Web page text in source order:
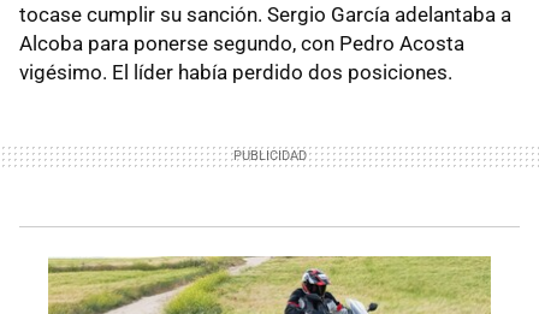
tocase cumplir su sanción. Sergio García adelantaba a
Alcoba para ponerse segundo, con Pedro Acosta
vigésimo. El líder había perdido dos posiciones.